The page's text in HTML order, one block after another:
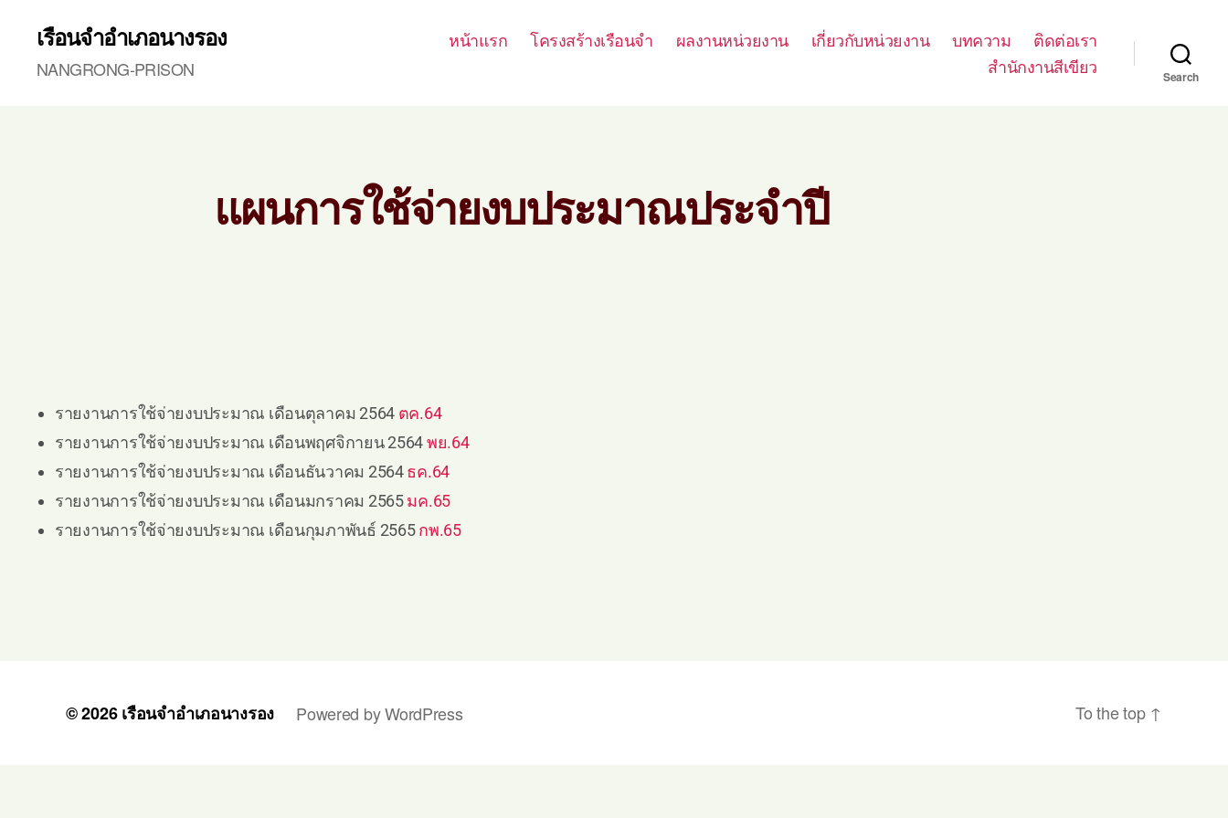
เรือนจำอำเภอนางรอง
NANGRONG-PRISON
หน้าแรก โครงสร้างเรือนจำ ผลงานหน่วยงาน เกี่ยวกับหน่วยงาน บทความ
ติดต่อเรา
สำนักงานสีเขียว
Search
แผนการใช้จ่ายงบประมาณประจำปี
รายงานการใช้จ่ายงบประมาณ เดือนตุลาคม 2564 ตค.64
รายงานการใช้จ่ายงบประมาณ เดือนพฤศจิกายน 2564พย.64
รายงานการใช้จ่ายงบประมาณ เดือนธันวาคม 2564ธค.64
รายงานการใช้จ่ายงบประมาณ เดือนมกราคม 2565มค.65
รายงานการใช้จ่ายงบประมาณ เดือนกุมภาพันธ์ 2565กพ.65
© 2026เรือนจำอำเภอนางรอง Powered by WordPress To the top ↑